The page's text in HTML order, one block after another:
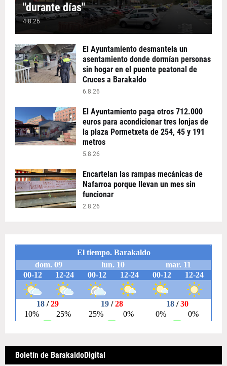
"durante días"
4.8.26
El Ayuntamiento desmantela un
asentamiento donde dormían personas
sin hogar en el puente peatonal de
Cruces a Barakaldo
6.8.26
El Ayuntamiento paga otros 712.000
euros para acondicionar tres lonjas de
la plaza Pormetxeta de 254, 45 y 191
metros
5.8.26
Encartelan las rampas mecánicas de
Nafarroa porque llevan un mes sin
funcionar
2.8.26
Boletín de BarakaldoDigital